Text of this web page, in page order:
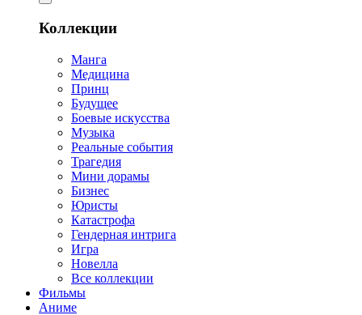
Коллекции
Манга
Медицина
Принц
Будущее
Боевые искусства
Музыка
Реальные события
Трагедия
Мини дорамы
Бизнес
Юристы
Катастрофа
Гендерная интрига
Игра
Новелла
Все коллекции
Фильмы
Аниме